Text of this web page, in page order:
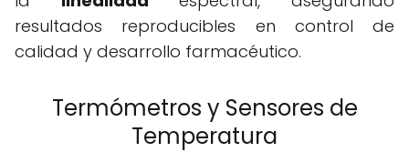
resultados reproducibles en control de
calidad y desarrollo farmacéutico.
Termómetros y Sensores de
Temperatura